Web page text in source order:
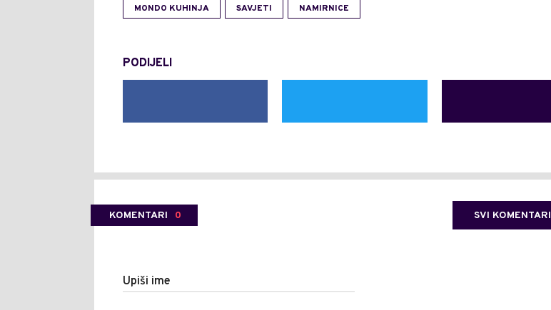
MONDO KUHINJA SAVJETI NAMIRNICE
PODIJELI
KOMENTARI 0 SVI KOMENTARI
Upiši ime